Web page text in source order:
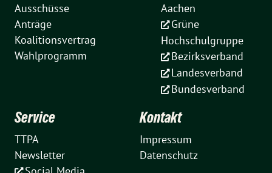
Ausschüsse
Anträge
Koalitionsvertrag
Wahlprogramm
Aachen
Grüne
Hochschulgruppe
Bezirksverband
Landesverband
Bundesverband
Service
TTPA
Newsletter
Kontakt
Impressum
Datenschutz